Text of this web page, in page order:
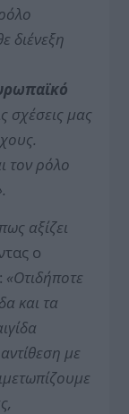
διένεξη
σχέσεις μας
τον ρόλο
.
αξίζει
ο
«Οτιδήποτε
και τα
με